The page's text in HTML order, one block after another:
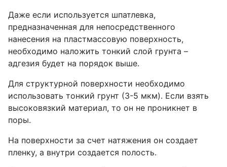
Даже если используется шпатлевка,
предназначенная для непосредственного
нанесения на пластмассовую поверхность,
необходимо наложить тонкий слой грунта –
адгезия будет на порядок выше.
Для структурной поверхности необходимо
использовать тонкий грунт (3-5 мкм). Если взять
высоковязкий материал, то он не проникнет в
поры.
На поверхности за счет натяжения он создает
пленку, а внутри создается полость.